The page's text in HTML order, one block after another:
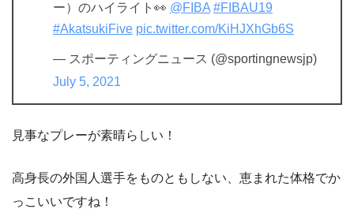
ー）のハイライト👀 @FIBA #FIBAU19
#AkatsukiFive pic.twitter.com/KiHJXhGb6S
— スポーティングニュース (@sportingnewsjp)
July 5, 2021
見事なプレーが素晴らしい！
高身長の外国人選手をものともしない、恵まれた体格でか
っこいいですね！